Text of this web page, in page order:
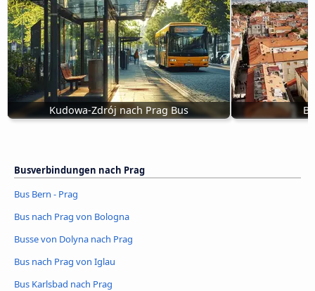
Kudowa-Zdrój nach Prag Bus
Busverbindungen nach Prag
Bus Bern - Prag
Bus nach Prag von Bologna
Busse von Dolyna nach Prag
Bus nach Prag von Iglau
Bus Karlsbad nach Prag